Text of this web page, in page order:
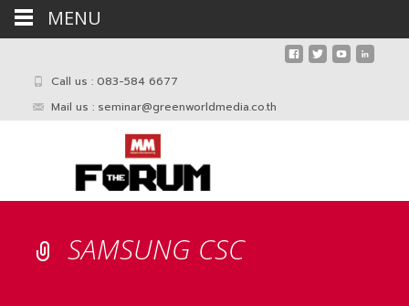
Call us : 083-584 6677
Mail us : seminar@greenworldmedia.co.th
SAMSUNG CSC
MENU